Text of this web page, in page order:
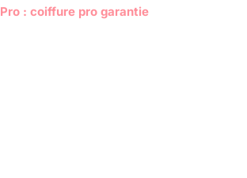
Pro : coiffure pro garantie